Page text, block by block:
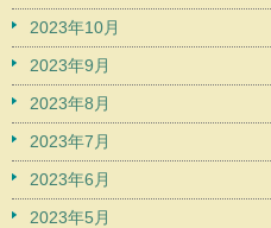
2023年10月
2023年9月
2023年8月
2023年7月
2023年6月
2023年5月